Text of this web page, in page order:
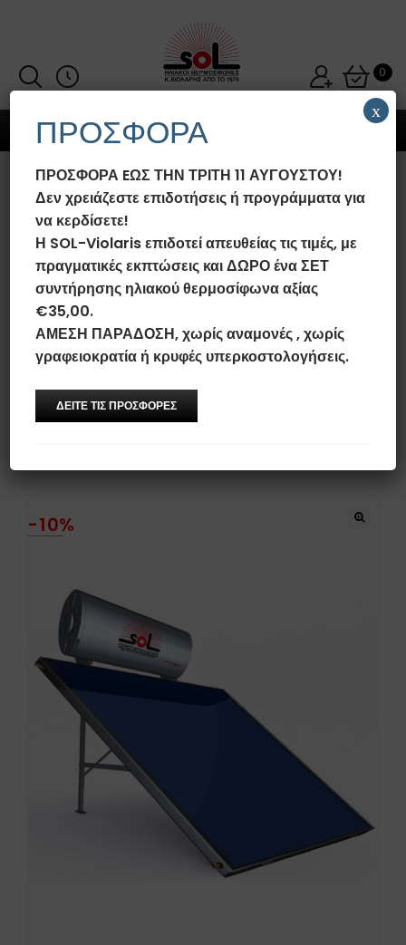
0
MENU
ΗΛΙΑΚΌΣ ΘΕΡΜΟΣΊΦΩΝΑΣ SOL-
VIOLARIS ENERGYPRO
160LT/2.5M² GLASS ΟΡΙΖΌΝΤΙΟΣ
ΣΥΛΛΈΚΤΗΣ ΕΠΙΛΕΚΤΙΚΌΣ
ΤΙΤΑΝΊΟΥ FULL PLATE (ΕΝΙΑΊΟ
ΠΆΝΕΛ) ΤΡΙΠΛΉΣ ΕΝΈΡΓΕΙΑΣ
ΧΑΜΗΛΟΎ ΎΨΟΥΣ
Αρχική σελίδα/Ηλιακοί Θερμοσίφωνες SOL-Violaris EnergyPro
Glass/Ral Τριπλής Ενέργειας
Violaris EnergyPro 160lt/2.5m² Glass Οριζόντιος Συλλέκτης
Επιλεκτικός Τιτανίου FULL PLATE (Ενιαίο Πάνελ) Τριπλής Ενέργειας
Χαμηλού Ύψους
-10%
ΠΡΟΣΦΟΡΑ
ΠΡΟΣΦΟΡΑ EΩΣ ΤΗΝ ΤΡΙΤΗ 11 ΑΥΓΟΥΣΤΟΥ!
Δεν χρειάζεστε επιδοτήσεις ή προγράμματα για
να κερδίσετε!
Η SOL-Violaris επιδοτεί απευθείας τις τιμές, με
πραγματικές εκπτώσεις και ΔΩΡΟ ένα ΣΕΤ
συντήρησης ηλιακού θερμοσίφωνα αξίας
€35,00.
ΑΜΕΣΗ ΠΑΡΑΔΟΣΗ, χωρίς αναμονές , χωρίς
γραφειοκρατία ή κρυφές υπερκοστολογήσεις.
ΔΕΙΤΕ ΤΙΣ ΠΡΟΣΦΟΡΕΣ
x